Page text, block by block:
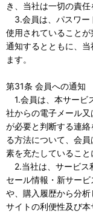
き、当社は一切の責任
3.会員は、パスワー
使用されていること
通知するとともに、
ます。
第31条 会員への通知
1.会員は、本サービ
社からの電子メール
が必要と判断する連
る方法について、会
素を充たしていること
2.当社は、サービス
セール情報・新サー
や、購入履歴から分
サイトの利便性及び